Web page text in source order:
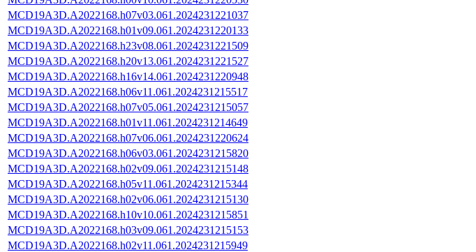
MCD19A3D.A2022168.h07v03.061.2024231221037
MCD19A3D.A2022168.h01v09.061.2024231220133
MCD19A3D.A2022168.h23v08.061.2024231221509
MCD19A3D.A2022168.h20v13.061.2024231221527
MCD19A3D.A2022168.h16v14.061.2024231220948
MCD19A3D.A2022168.h06v11.061.2024231215517
MCD19A3D.A2022168.h07v05.061.2024231215057
MCD19A3D.A2022168.h01v11.061.2024231214649
MCD19A3D.A2022168.h07v06.061.2024231220624
MCD19A3D.A2022168.h06v03.061.2024231215820
MCD19A3D.A2022168.h02v09.061.2024231215148
MCD19A3D.A2022168.h05v11.061.2024231215344
MCD19A3D.A2022168.h02v06.061.2024231215130
MCD19A3D.A2022168.h10v10.061.2024231215851
MCD19A3D.A2022168.h03v09.061.2024231215153
MCD19A3D.A2022168.h02v11.061.2024231215949